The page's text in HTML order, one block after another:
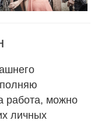
работа, можно
личных